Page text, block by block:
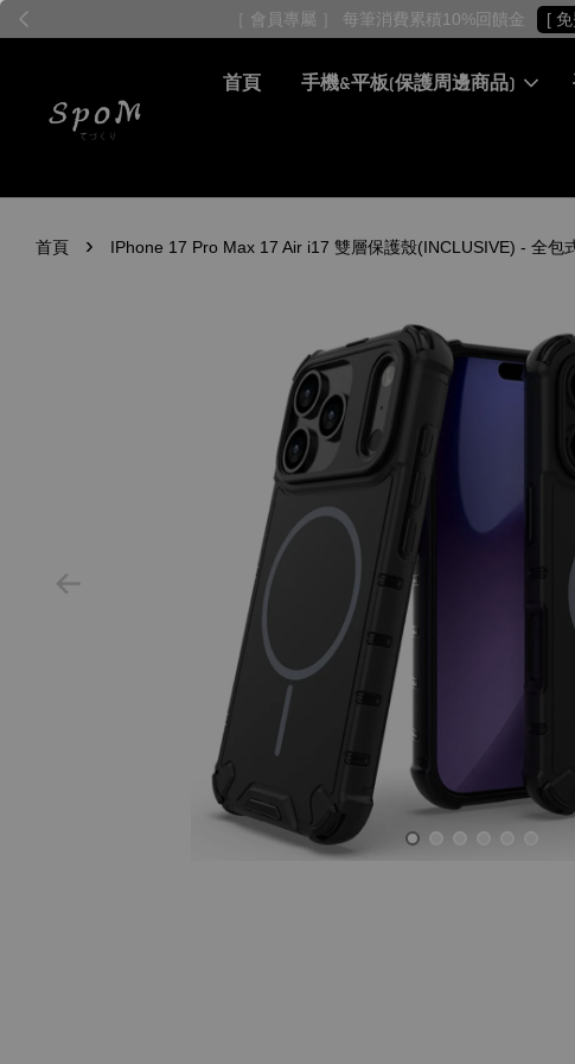
［
首頁 手機&平板(保護周邊商品)
首頁 › IPhone 17 Pro Max 17 Air i17 雙層保護殼(INCLUSIVE) - 全包